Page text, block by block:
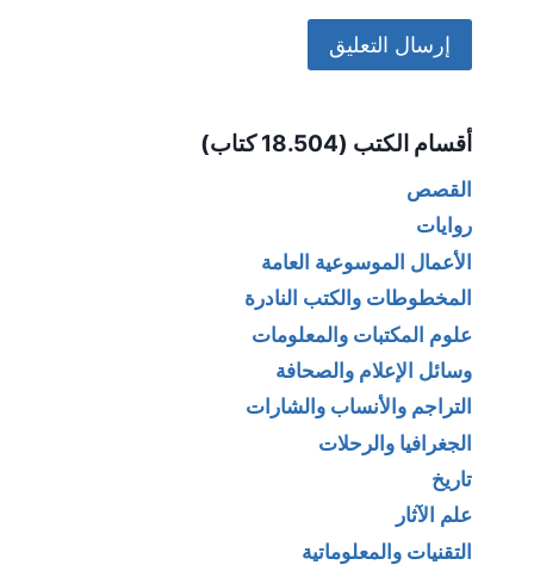
أقسام الكتب (18.504 كتاب)
القصص
روايات
الأعمال الموسوعية العامة
المخطوطات والكتب النادرة
علوم المكتبات والمعلومات
وسائل الإعلام والصحافة
التراجم والأنساب والشارات
الجغرافيا والرحلات
تاريخ
علم الآثار
التقنيات والمعلوماتية